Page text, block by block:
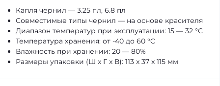
Капля чернил — 3.25 пл, 6.8 пл
Совместимые типы чернил — на основе красителя
Диапазон температур при эксплуатации: 15 — 32 °C
Температура хранения: от -40 до 60 °C
Влажность при хранении: 20 — 80%
Размеры упаковки (Ш x Г x В): 113 x 37 x 115 мм